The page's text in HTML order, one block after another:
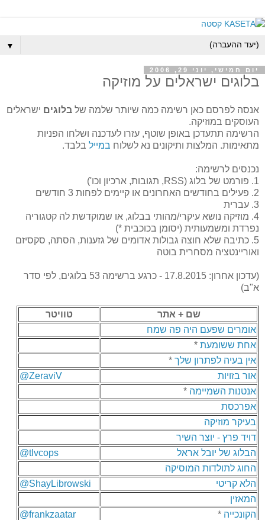
▼
יום חמישי, יוני 29, 2006
בלוגים ישראלים על מוזיקה
אנסה לפרסם כאן רשימה כמה שיותר שלמה של בלוגים ישראלים
העוסקים במוזיקה.
הרשימה תתעדכן באופן שוטף, עזרו לעדכנה ושלחו הפניות
מתאימות. המלצות ותיקונים נא לשלוח במייל בלבד.
נכנסים לרשימה:
1. פורמט של בלוג (RSS, תגובות, ארכיון וכו')
2. פעילים בחודשים האחרונים או קיימים לפחות 3 חודשים
3. עברית
4. מוזיקה נושא עיקרי/מהותי בבלוג, או שמוקדשת לה קטגוריה
נפרדת ומשמעותית (יסומן בכוכבית *)
5. כתיבה שלא חוצה גבולות אדומים של גזענות, הסתה, סקסיזם
ואוריינטציה מסחרית בוטה
(עדכון אחרון: 17.8.2015 - כרגע ברשימה 53 בלוגים, לפי סדר
א"ב)
שם + אתר
טוויטר
אומרים שפעם היה פה שמח
אחת ששומעת *
אין בעיה לפתרון שלך *
אור בזויות
@ZeraviV
אנטנות השמיימה *
אפרכסת
בעיקר מוזיקה
דויד פרץ - יוצר השיר
הבלוג של יובל אראל
@tlvcops
החוג לתולדות המוסיקה
הלא קריטי
@ShayLibrowski
המאזין
הקונכייה *
@frankzaatar